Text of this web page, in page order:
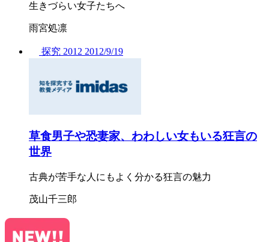
生きづらい女子たちへ
雨宮処凛
探究 2012 2012/9/19
草食男子や恐妻家、わわしい女もいる狂言の
世界
古典が苦手な人にもよく分かる狂言の魅力
茂山千三郎